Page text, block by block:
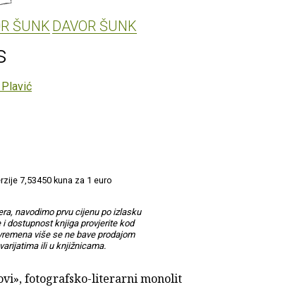
ŠUNK DAVOR ŠUNK
7,53450 kuna za 1 euro
navodimo prvu cijenu po izlasku
dostupnost knjiga provjerite kod
više se ne bave prodajom
ili u knjižnicama.
fotografsko-literarni monolit